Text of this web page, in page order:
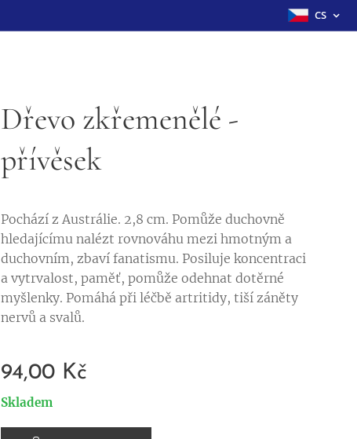
CS
Dřevo zkřemenělé -
přívěsek
Pochází z Austrálie. 2,8 cm. Pomůže duchovně
hledajícímu nalézt rovnováhu mezi hmotným a
duchovním, zbaví fanatismu. Posiluje koncentraci
a vytrvalost, paměť, pomůže odehnat dotěrné
myšlenky. Pomáhá při léčbě artritidy, tiší záněty
nervů a svalů.
94,00 Kč
Skladem